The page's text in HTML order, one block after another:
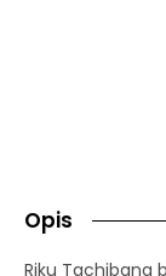
Opis
Riku Tachibana